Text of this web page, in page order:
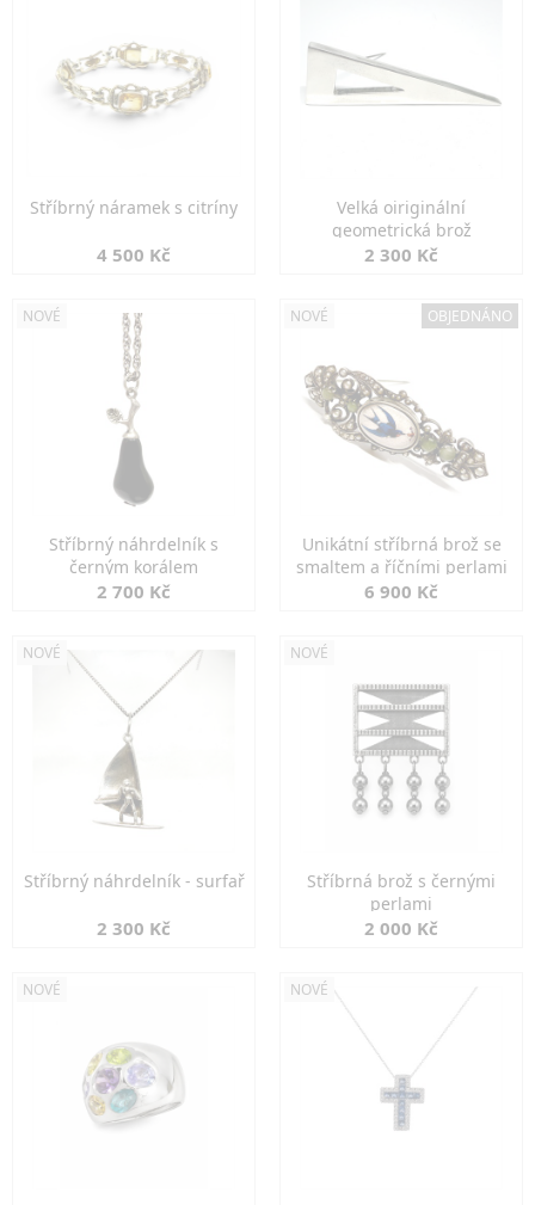
Stříbrný náramek s citríny
4 500 Kč
Velká oiriginální
geometrická brož
2 300 Kč
NOVÉ
Stříbrný náhrdelník s
černým korálem
2 700 Kč
NOVÉ OBJEDNÁNO
Unikátní stříbrná brož se
smaltem a říčními perlami
6 900 Kč
NOVÉ
Stříbrný náhrdelník - surfař
2 300 Kč
NOVÉ
Stříbrná brož s černými
perlami
2 000 Kč
NOVÉ NOVÉ